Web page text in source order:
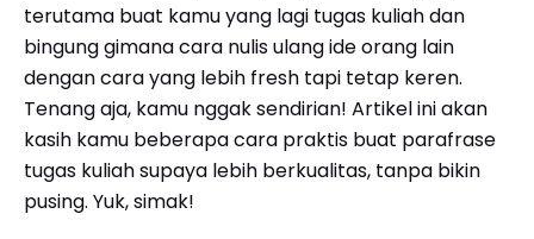
terutama buat kamu yang lagi tugas kuliah dan
bingung gimana cara nulis ulang ide orang lain
dengan cara yang lebih fresh tapi tetap keren.
Tenang aja, kamu nggak sendirian! Artikel ini akan
kasih kamu beberapa cara praktis buat parafrase
tugas kuliah supaya lebih berkualitas, tanpa bikin
pusing. Yuk, simak!